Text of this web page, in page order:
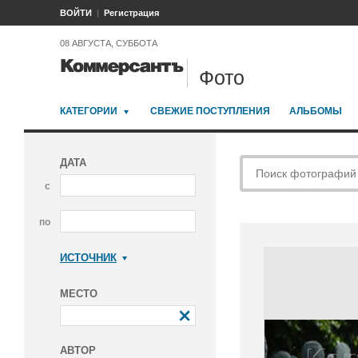
ВОЙТИ Регистрация
08 АВГУСТА, СУББОТА
Фото
КАТЕГОРИИ СВЕЖИЕ ПОСТУПЛЕНИЯ АЛЬБОМЫ
ДАТА
с
по
ИСТОЧНИК
МЕСТО
АВТОР